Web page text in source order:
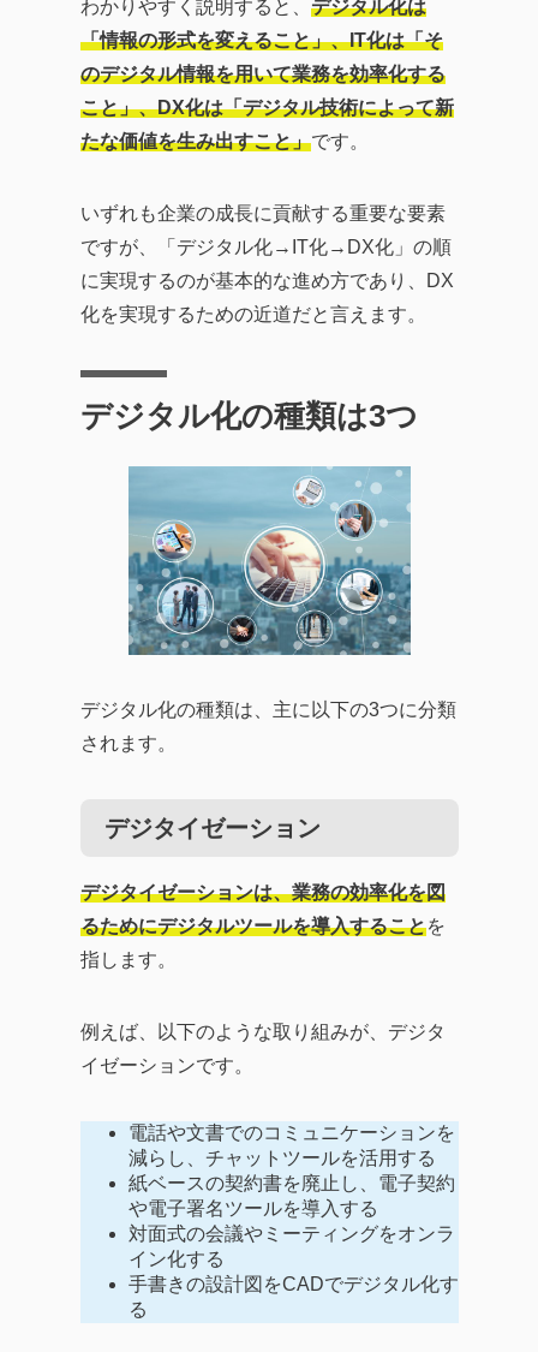
わかりやすく説明すると、 デジタル化は
「情報の形式を変えること」、IT化は「そ
のデジタル情報を用いて業務を効率化する
こと」、DX化は「デジタル技術によって新
たな価値を生み出すこと」です。
いずれも企業の成長に貢献する重要な要素
ですが、「デジタル化→IT化→DX化」の順
に実現するのが基本的な進め方であり、DX
化を実現するための近道だと言えます。
デジタル化の種類は3つ
デジタル化の種類は、主に以下の3つに分類
されます。
デジタイゼーション
デジタイゼーションは、業務の効率化を図
るためにデジタルツールを導入することを
指します。
例えば、以下のような取り組みが、デジタ
イゼーションです。
電話や文書でのコミュニケーションを
減らし、チャットツールを活用する
紙ベースの契約書を廃止し、電子契約
や電子署名ツールを導入する
対面式の会議やミーティングをオンラ
イン化する
手書きの設計図をCADでデジタル化す
る